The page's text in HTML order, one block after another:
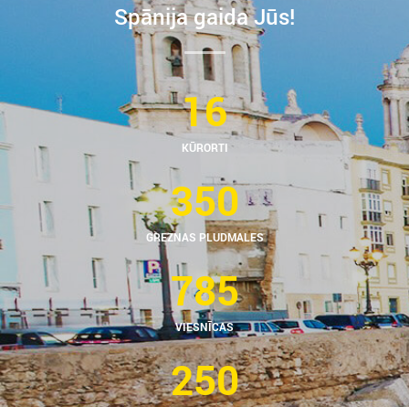
Spānija gaida Jūs!
16
KŪRORTI
350
GREZNAS PLUDMALES
785
VIESNĪCAS
250